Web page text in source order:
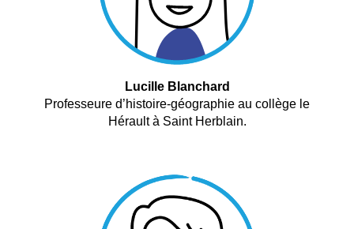
Lucille Blanchard
Professeure d’histoire-géographie au collège le
Hérault à Saint Herblain.